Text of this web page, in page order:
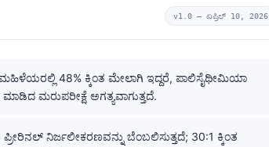
v1.0 — ಏಪ್ರಿಲ್ 10, 2026
48% ಕ್ಕಿಂತ ಮೇಲಾಗಿ ಇದ್ದರೆ, ಪಾಲಿಸೈಥೀಮಿಯಾ
ಮರುಪರೀಕ್ಷೆ ಅಗತ್ಯವಾಗುತ್ತದೆ.
ಪ್ರೀರಿನಲ್ ನಿರ್ಜಲೀಕರಣವನ್ನು ಬೆಂಬಲಿಸುತ್ತದೆ; 30:1 ಕ್ಕಿಂತ